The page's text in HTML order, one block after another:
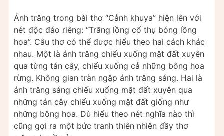
Ánh trăng trong bài thơ “Cảnh khuya” hiện lên với
nét độc đáo riêng: “Trăng lồng cổ thụ bóng lồng
hoa”. Câu thơ có thể được hiểu theo hai cách khác
nhau. Một là ánh trăng chiếu xuống mặt đất xuyên
qua từng tán cây, chiếu xuống cả những bông hoa
rừng. Không gian tràn ngập ánh trăng sáng. Hai là
ánh trăng sáng chiếu xuống mặt đất xuyên qua
những tán cây chiếu xuống mặt đất giống như
những bông hoa. Dù hiểu theo nét nghĩa nào thì
cũng gợi ra một bức tranh thiên nhiên đầy thơ